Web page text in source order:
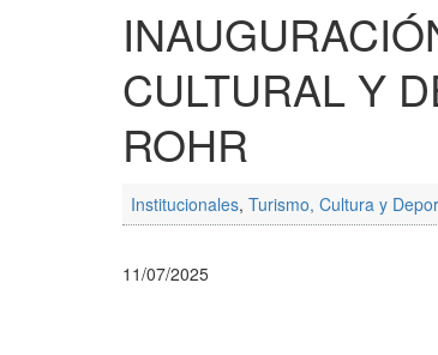
CULTURAL Y
ROHR
Institucionales, Turismo, Cultura y
11/07/2025